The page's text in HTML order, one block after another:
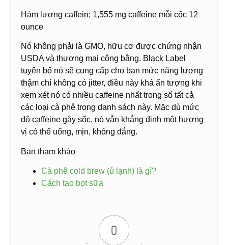
Hàm lượng caffein: 1,555 mg caffeine mỗi cốc 12
ounce
Nó không phải là GMO, hữu cơ được chứng nhận
USDA và thương mại công bằng. Black Label
tuyên bố nó sẽ cung cấp cho bạn mức năng lượng
thậm chí không có jitter, điều này khá ấn tượng khi
xem xét nó có nhiều caffeine nhất trong số tất cả
các loại cà phê trong danh sách này. Mặc dù mức
độ caffeine gây sốc, nó vẫn khẳng định một hương
vị có thể uống, mịn, không đắng.
Bạn tham khảo
Cà phê cold brew (ủ lạnh) là gì?
Cách tạo bọt sữa
0